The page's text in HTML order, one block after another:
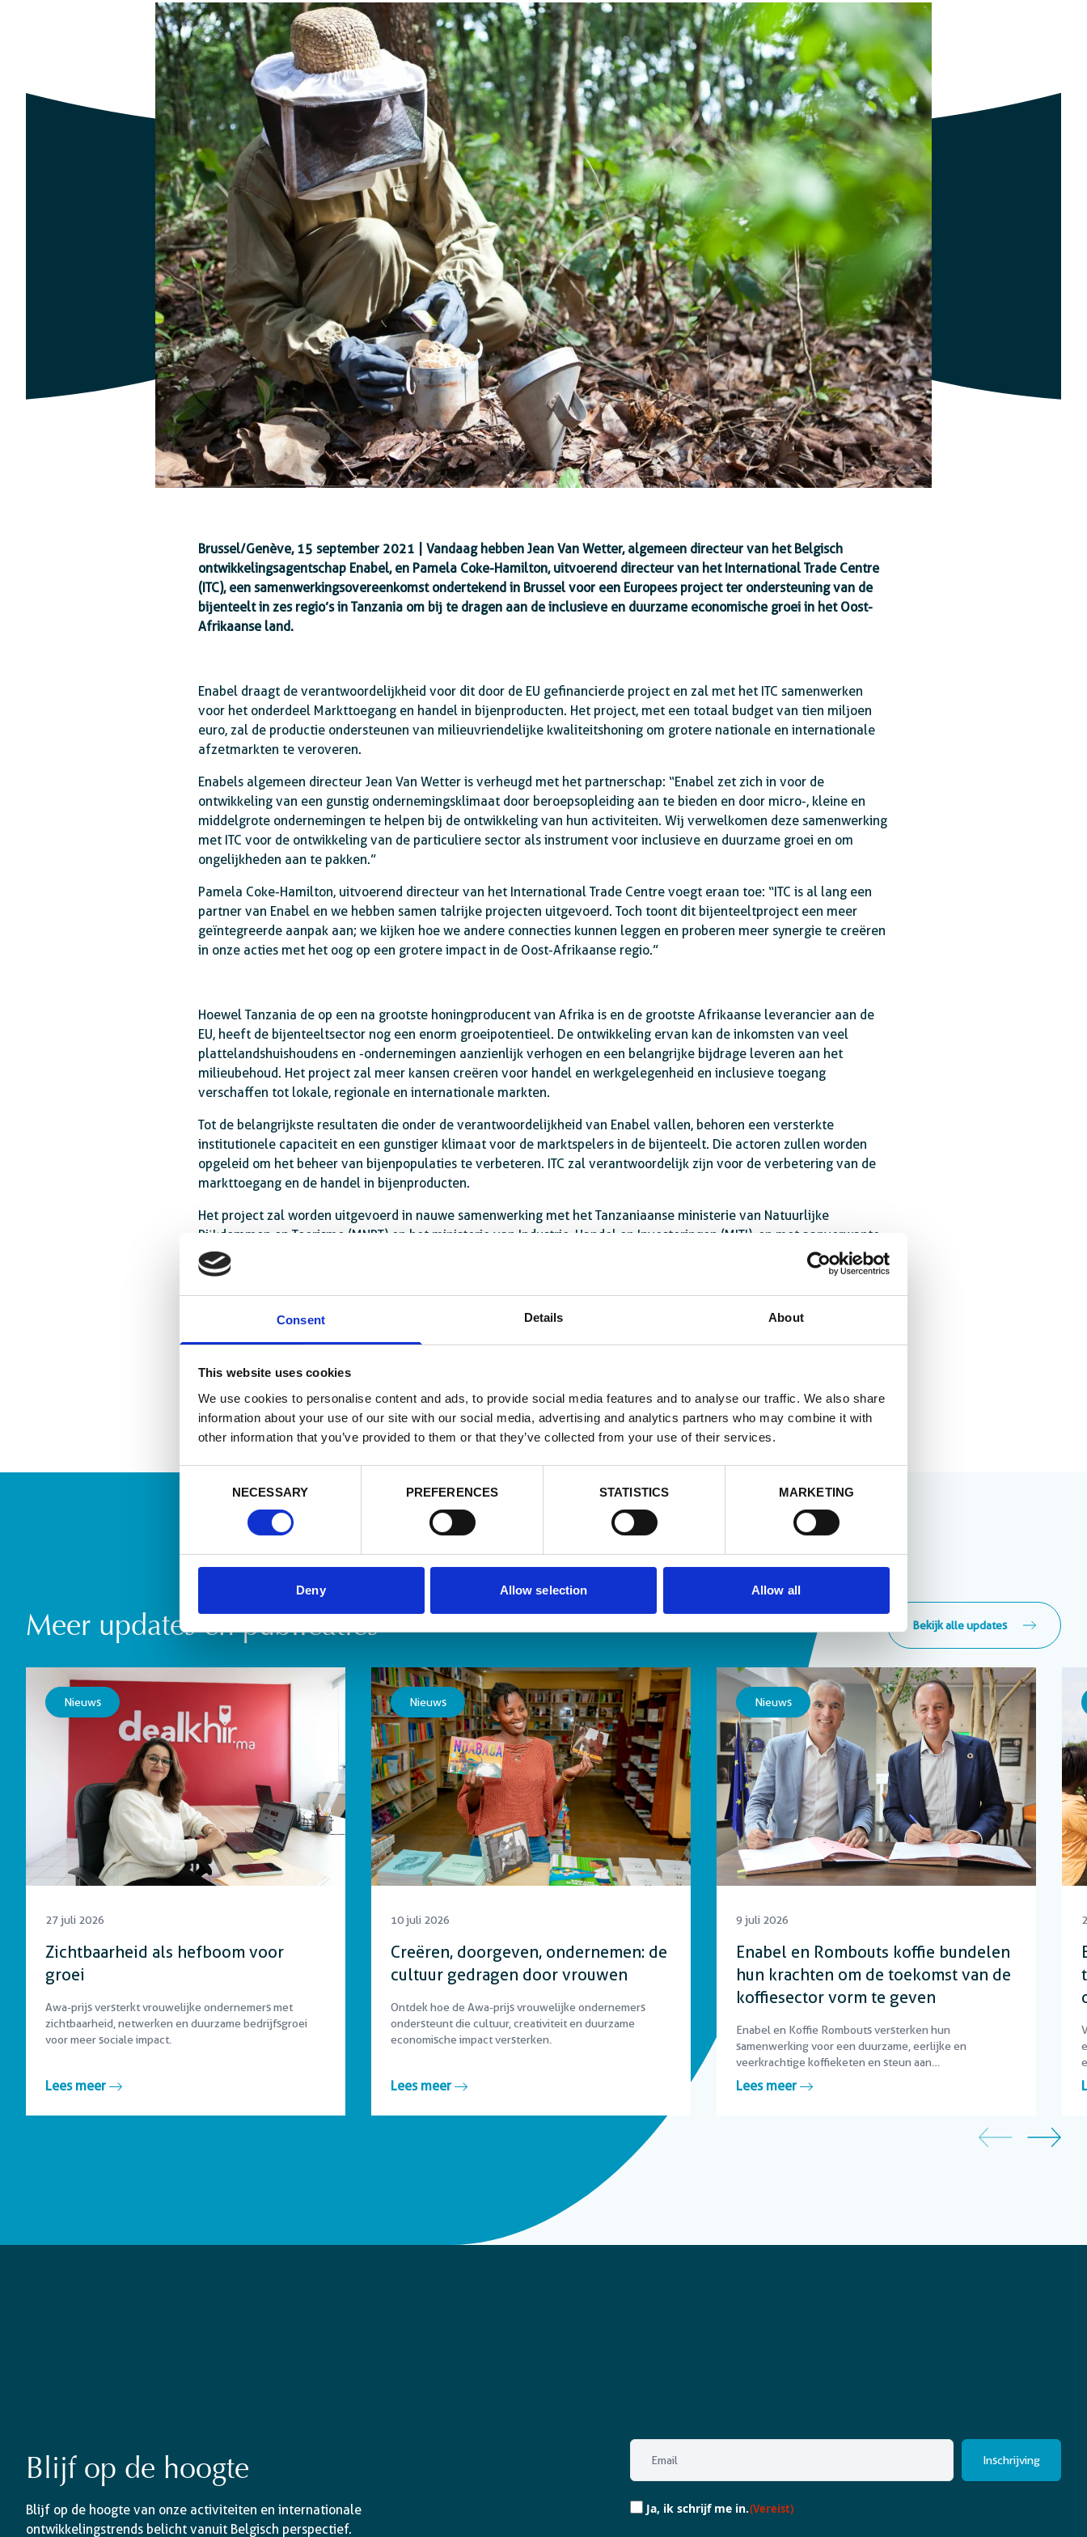
Consent Details About
This website uses cookies
We use cookies to personalise content and ads, to provide social media features and to analyse our traffic. We also share
information about your use of our site with our social media, advertising and analytics partners who may combine it with
other information that you’ve provided to them or that they’ve collected from your use of their services.
Consent
NECESSARY PREFERENCES STATISTICS MARKETING
Deny Allow selection Allow all
Brussel/Genève, 15 september 2021 | Vandaag hebben Jean Van Wetter, algemeen directeur van het Belgisch
ontwikkelingsagentschap Enabel, en Pamela Coke-Hamilton, uitvoerend directeur van het International Trade Centre
(ITC), een samenwerkingsovereenkomst ondertekend in Brussel voor een Europees project ter ondersteuning van de
bijenteelt in zes regio’s in Tanzania om bij te dragen aan de inclusieve en duurzame economische groei in het Oost-
Afrikaanse land.
Enabel draagt de verantwoordelijkheid voor dit door de EU gefinancierde project en zal met het ITC samenwerken
voor het onderdeel Markttoegang en handel in bijenproducten. Het project, met een totaal budget van tien miljoen
euro, zal de productie ondersteunen van milieuvriendelijke kwaliteitshoning om grotere nationale en internationale
afzetmarkten te veroveren.
Enabels algemeen directeur Jean Van Wetter is verheugd met het partnerschap: “Enabel zet zich in voor de
ontwikkeling van een gunstig ondernemingsklimaat door beroepsopleiding aan te bieden en door micro-, kleine en
middelgrote ondernemingen te helpen bij de ontwikkeling van hun activiteiten. Wij verwelkomen deze samenwerking
met ITC voor de ontwikkeling van de particuliere sector als instrument voor inclusieve en duurzame groei en om
ongelijkheden aan te pakken.”
Pamela Coke-Hamilton, uitvoerend directeur van het International Trade Centre voegt eraan toe: “ITC is al lang een
partner van Enabel en we hebben samen talrijke projecten uitgevoerd. Toch toont dit bijenteeltproject een meer
geïntegreerde aanpak aan; we kijken hoe we andere connecties kunnen leggen en proberen meer synergie te creëren
in onze acties met het oog op een grotere impact in de Oost-Afrikaanse regio.”
Hoewel Tanzania de op een na grootste honingproducent van Afrika is en de grootste Afrikaanse leverancier aan de
EU, heeft de bijenteeltsector nog een enorm groeipotentieel. De ontwikkeling ervan kan de inkomsten van veel
plattelandshuishoudens en -ondernemingen aanzienlijk verhogen en een belangrijke bijdrage leveren aan het
milieubehoud. Het project zal meer kansen creëren voor handel en werkgelegenheid en inclusieve toegang
verschaffen tot lokale, regionale en internationale markten.
Tot de belangrijkste resultaten die onder de verantwoordelijkheid van Enabel vallen, behoren een versterkte
institutionele capaciteit en een gunstiger klimaat voor de marktspelers in de bijenteelt. Die actoren zullen worden
opgeleid om het beheer van bijenpopulaties te verbeteren. ITC zal verantwoordelijk zijn voor de verbetering van de
markttoegang en de handel in bijenproducten.
Het project zal worden uitgevoerd in nauwe samenwerking met het Tanzaniaanse ministerie van Natuurlijke
Rijkdommen en Toerisme (MNRT) en het ministerie van Industrie, Handel en Investeringen (MITI), en met aanverwante
overheidsinstanties. De betrokkenheid van de particuliere sector is van groot belang voor de duurzame ontwikkeling
van de sector.
Over het International Trade Centre (ITC)
ITC is het gezamenlijke agentschap van de Wereldhandelsorganisatie en de Verenigde Naties. Het ITC helpt kleine en middelgrote ondernemingen
in ontwikkelings- en overgangseconomieën concurrerender te worden op de wereldmarkten en zo bij te dragen tot duurzame economische
Voor meer informatie, ziewww.intracen.org.
Meer updates en publicaties Bekijk alle updates
Nieuws
27 juli 2026
Zichtbaarheid als hefboom voor
groei
Awa-prijs versterkt vrouwelijke ondernemers met
zichtbaarheid, netwerken en duurzame bedrijfsgroei
voor meer sociale impact.
Lees meer
Nieuws
10 juli 2026
Creëren, doorgeven, ondernemen: de
cultuur gedragen door vrouwen
Ontdek hoe de Awa-prijs vrouwelijke ondernemers
ondersteunt die cultuur, creativiteit en duurzame
economische impact versterken.
Lees meer
Nieuws
9 juli 2026
Enabel en Rombouts koffie bundelen
hun krachten om de toekomst van de
koffiesector vorm te geven
Enabel en Koffie Rombouts versterken hun
samenwerking voor een duurzame, eerlijke en
veerkrachtige koffieketen en steun aan
koffieproducenten.
Lees meer
Blijf op de hoogte
Blijf op de hoogte van onze activiteiten en internationale
ontwikkelingstrends belicht vanuit Belgisch perspectief.
Email
(Vereist)
Ja, Ja, ik schrijf me in.(Vereist)